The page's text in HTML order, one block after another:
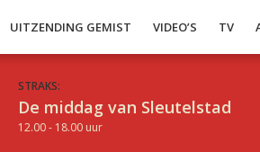
UITZENDING GEMIST VIDEO’S TV
STRAKS:
De middag van Sleutelstad
12.00 - 18.00 uur